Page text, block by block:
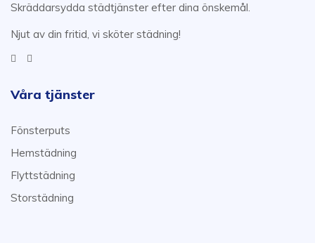
Skräddarsydda städtjänster efter dina önskemål.
Njut av din fritid, vi sköter städning!
Våra tjänster
Fönsterputs
Hemstädning
Flyttstädning
Storstädning